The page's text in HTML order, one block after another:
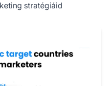
stratégiáid